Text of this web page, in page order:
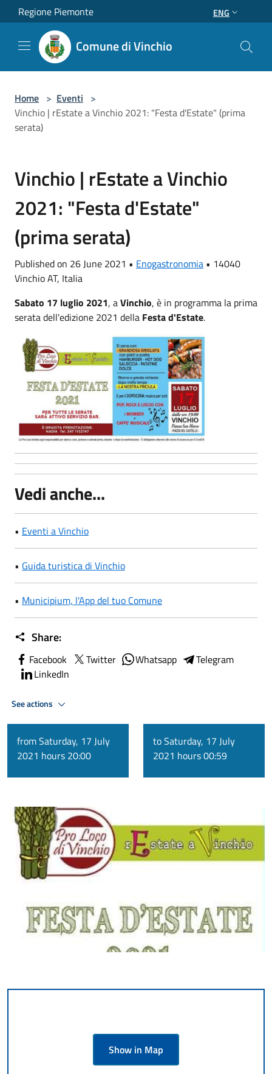
Salta al contenuto principale
Regione Piemonte ENG
Comune di Vinchio
Home > Eventi >
Vinchio | rEstate a Vinchio 2021: "Festa d'Estate" (prima
serata)
Vinchio | rEstate a Vinchio
2021: "Festa d'Estate"
(prima serata)
Published on 26 June 2021 • Enogastronomia • 14040
Vinchio AT, Italia
Sabato 17 luglio 2021, aVinchio, è in programma la prima
serata dell'edizione 2021 della Festa d'Estate.
Vedi anche...
• Eventi a Vinchio
• Guida turistica di Vinchio
• Municipium, l'App del tuo Comune
Share:
Facebook Twitter Whatsapp
Telegram
LinkedIn
See actions
from Saturday, 17 July
2021 hours 20:00
to Saturday, 17 July
2021 hours 00:59
Show in Map